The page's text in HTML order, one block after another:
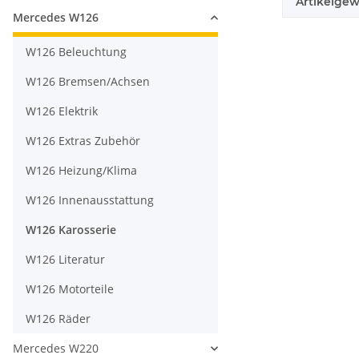
Mercedes W126
W126 Beleuchtung
W126 Bremsen/Achsen
W126 Elektrik
W126 Extras Zubehör
W126 Heizung/Klima
W126 Innenausstattung
W126 Karosserie
W126 Literatur
W126 Motorteile
W126 Räder
Mercedes W220